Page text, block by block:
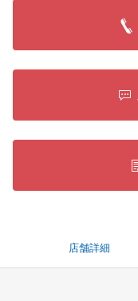
店舗詳細